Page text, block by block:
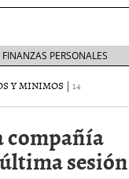
FINANZAS PERSONALES
Y MINIMOS | 14
compañía
sesión